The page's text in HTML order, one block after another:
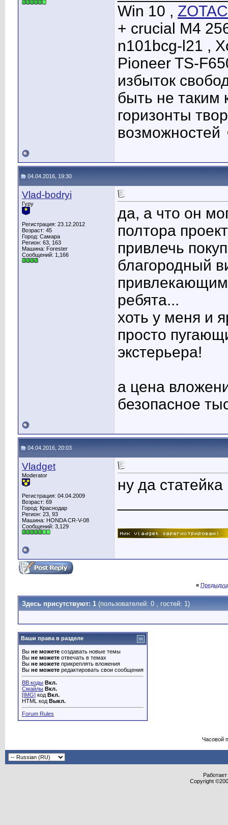
Win 10 ,
+ crucial M4
n101bcg-l21 ,
Pioneer TS-
избыток
быть не таким
горизонты
возможностей
04.04.2016, 19:30
Vlad-bodryi
Гуру
Регистрация: 23.12.2012
Возраст: 45
Город: Самара
Регион: 63, 163
Машина: Forester
Сообщений: 1,166
да, а что он
полтора
привлечь
благородный
привлекающим
ребята...
хоть у меня и
просто
экстерьера!
а цена
безопасное
04.04.2016, 20:03
Vladget
Moderator
Регистрация: 04.04.2009
Возраст: 69
Город: Краснодар
Регион: 23, 93
Машина: HONDA CR-V-08
Сообщений: 3,129
ну да
«
Здесь присутствуют: 1 (пользователей: 0 , гостей: 1)
Ваши права в разделе
Вы не можете создавать новые темы
Вы не можете отвечать в темах
Вы не можете прикреплять вложения
Вы не можете редактировать свои сообщения
BB коды Вкл.
Смайлы Вкл.
[IMG] код Вкл.
HTML код Выкл.
Forum Rules
Часовой
Copyright